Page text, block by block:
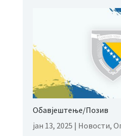
Обавјештење/Позив
јан 13, 2025 | Новости,